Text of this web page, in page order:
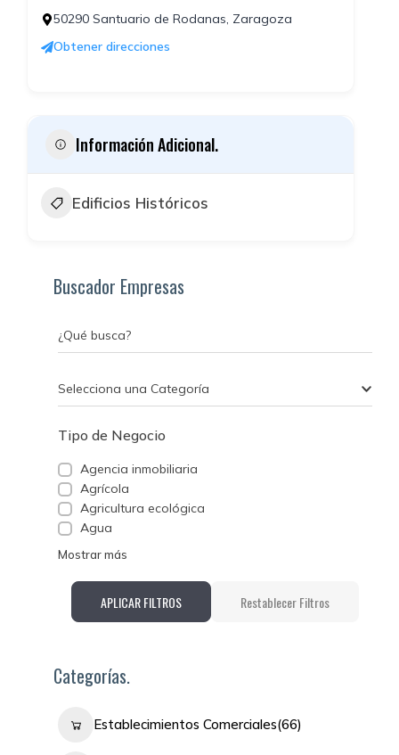
50290 Santuario de Rodanas, Zaragoza
Obtener direcciones
Información Adicional.
Edificios Históricos
Buscador Empresas
¿Qué busca?
Selecciona una Categoría
Tipo de Negocio
Agencia inmobiliaria
Agrícola
Agricultura ecológica
Agua
Mostrar más
APLICAR FILTROS Restablecer Filtros
Categorías.
Establecimientos Comerciales(66)